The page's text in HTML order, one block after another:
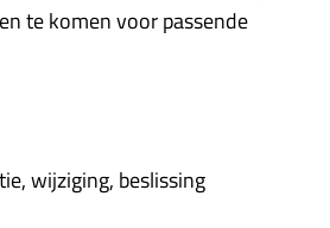
te komen voor passende
wijziging, beslissing